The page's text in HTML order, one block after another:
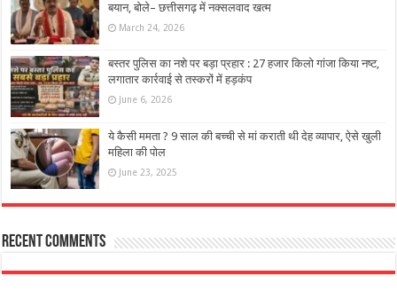
बयान, बोले– छत्तीसगढ़ में नक्सलवाद खत्म
March 24, 2026
बस्तर पुलिस का नशे पर बड़ा प्रहार : 27 हजार किलो गांजा किया नष्ट,
लगातार कार्रवाई से तस्करों में हड़कंप
June 6, 2026
ये कैसी ममता ? 9 साल की बच्ची से मां कराती थी देह व्यापार, ऐसे खुली
महिला की पोल
June 23, 2025
Recent Comments